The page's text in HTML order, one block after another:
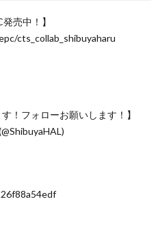
売中！】
cts_collab_shibuyaharu
！フォローお願いします！】